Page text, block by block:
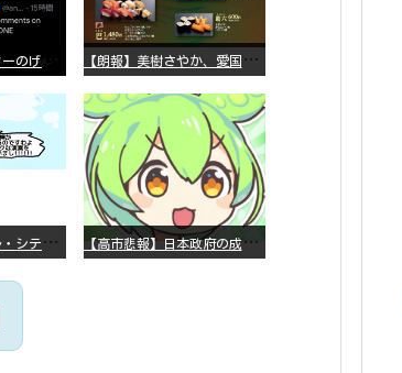
嫌
儲公認アニメーターのげそいくおさん、マンガワン騒動を冷笑してスーパー大炎上 【
朗報】美樹さやか、愛国に目覚める
デ
トロイト・メタル・シティー ⇐これ、いまアニメ化したら、えらいことになってたよな？ 【
高市悲報】日本政府の成長戦略に「暗号資産」が消えるいったいなぜ…？